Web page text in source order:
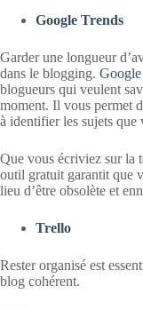
Google Trends
Garder une longueur
dans le blogging.
blogueurs qui veulent
moment. Il vous permet
à identifier les sujets que
Que vous écriviez sur la
outil gratuit garantit que
lieu d’être obsolète et
Trello
Rester organisé est
blog cohérent.